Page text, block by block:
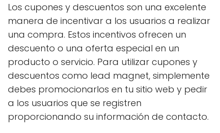
Los cupones y descuentos son una excelente
manera de incentivar a los usuarios a realizar
una compra. Estos incentivos ofrecen un
descuento o una oferta especial en un
producto o servicio. Para utilizar cupones y
descuentos como lead magnet, simplemente
debes promocionarlos en tu sitio web y pedir
a los usuarios que se registren
proporcionando su información de contacto.